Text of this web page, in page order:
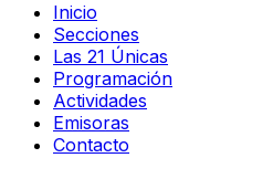
Inicio
Secciones
Las 21 Únicas
Programación
Actividades
Emisoras
Contacto